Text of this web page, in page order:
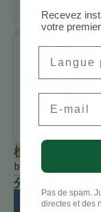
標籤
birding
分享此故事：
Facebook
Recevez
votre
Pas de spam.
directes et des